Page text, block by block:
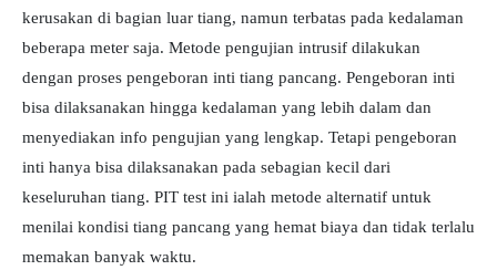
kerusakan di bagian luar tiang, namun terbatas pada kedalaman
beberapa meter saja. Metode pengujian intrusif dilakukan
dengan proses pengeboran inti tiang pancang. Pengeboran inti
bisa dilaksanakan hingga kedalaman yang lebih dalam dan
menyediakan info pengujian yang lengkap. Tetapi pengeboran
inti hanya bisa dilaksanakan pada sebagian kecil dari
keseluruhan tiang. PIT test ini ialah metode alternatif untuk
menilai kondisi tiang pancang yang hemat biaya dan tidak terlalu
memakan banyak waktu.